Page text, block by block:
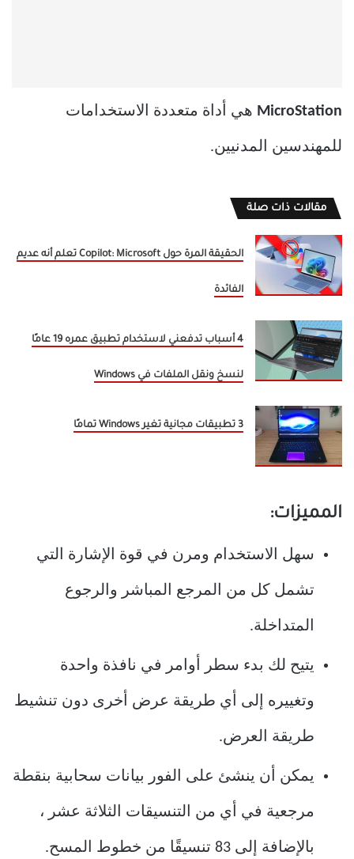
MicroStation هي أداة متعددة الاستخدامات
للمهندسين المدنيين.
مقالات ذات صلة
الحقيقة المرة حول Copilot: Microsoft تعلم أنه عديم
الفائدة
4 أسباب تدفعني لاستخدام تطبيق عمره 19 عامًا
لنسخ ونقل الملفات في Windows
3 تطبيقات مجانية تغير Windows تمامًا
المميزات:
سهل الاستخدام ومرن في قوة الإشارة التي
تشمل كل من المرجع المباشر والرجوع
المتداخلة.
يتيح لك بدء سطر أوامر في نافذة واحدة
وتغييره إلى أي طريقة عرض أخرى دون تنشيط
طريقة العرض.
يمكن أن ينشئ على الفور بيانات سحابية بنقطة
مرجعية في أي من التنسيقات الثلاثة عشر ،
بالإضافة إلى 83 تنسيقًا من خطوط المسح.